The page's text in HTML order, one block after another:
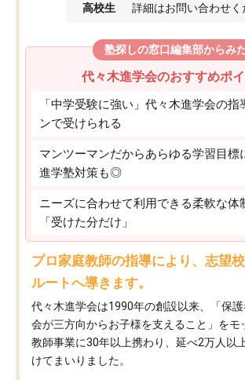
高校生 詳細はお問い合わせく
塾探しの窓口編集部からみ
代々木進学会のおすすめポ
「中学受験に強い」代々木進学会の指
ンで受けられる
マンツーマンだからあらゆる学習目標
進学塾対策も◎
ニーズに合わせて利用できる柔軟な体
「受けた分だけ」
プロ家庭教師の指導により、志望
ルートへ導きます。
代々木進学会は1990年の創設以来、「保
会が三方向からお子様を支えること」をモ
教師事業に30年以上携わり、延べ2万人以
けてまいりました。